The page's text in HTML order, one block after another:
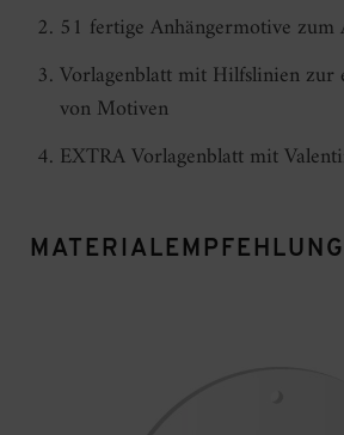
51 fertige Anhängermotive zum
Vorlagenblatt mit Hilfslinien zur
von Motiven
EXTRA Vorlagenblatt mit